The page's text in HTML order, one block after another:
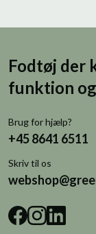
Fodtøj der
funktion
Brug for hjælp?
+45 8641 6511
Skriv til os